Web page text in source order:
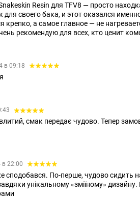
Resin для TFV8 — просто
своего бака, и этот оказался
крепко, а самое главное — не
рекомендую для всех, кто ценит
в 09:18
смак передає чудово. Тепер
в 22:00
сподобався. По-перше, чудово сидить
унікальному «зміїному»